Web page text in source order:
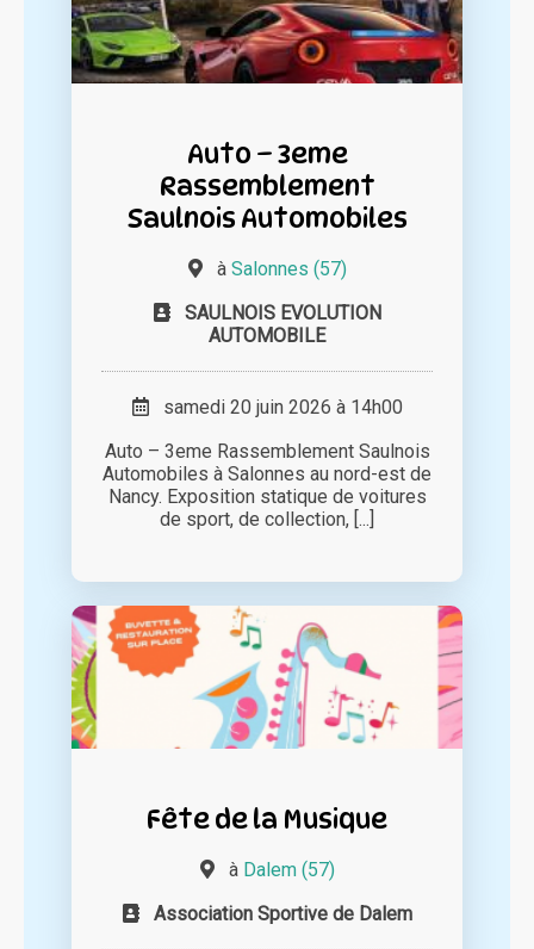
Auto – 3eme
Rassemblement
Saulnois Automobiles
à Salonnes (57)
SAULNOIS EVOLUTION
AUTOMOBILE
samedi 20 juin 2026 à 14h00
Auto – 3eme Rassemblement Saulnois
Automobiles à Salonnes au nord-est de
Nancy. Exposition statique de voitures
de sport, de collection, [...]
Fête de la Musique
à Dalem (57)
Association Sportive de Dalem